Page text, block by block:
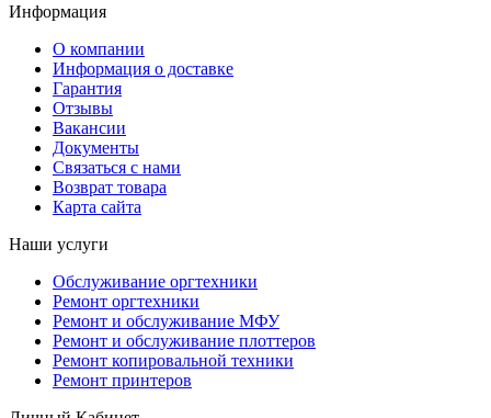
Информация
О компании
Информация о доставке
Гарантия
Отзывы
Вакансии
Документы
Связаться с нами
Возврат товара
Карта сайта
Наши услуги
Обслуживание оргтехники
Ремонт оргтехники
Ремонт и обслуживание МФУ
Ремонт и обслуживание плоттеров
Ремонт копировальной техники
Ремонт принтеров